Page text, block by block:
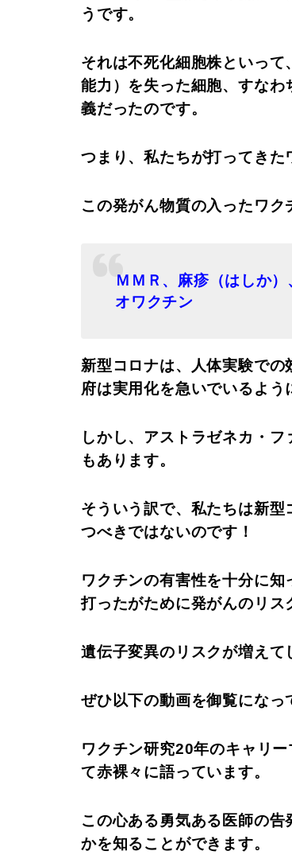
うです。
それは不死化細胞株といっ
能力）を失った細胞、すな
義だったのです。
つまり、私たちが打ってきた
この発がん物質の入ったワク
ＭＭＲ、麻疹（はしか
オワクチン
新型コロナは、人体実験で
府は実用化を急いでいるよう
しかし、アストラゼネカ・
もあります。
そういう訳で、私たちは新
つべきではないのです！
ワクチンの有害性を十分に
打ったがために発がんのリス
遺伝子変異のリスクが増えて
ぜひ以下の動画を御覧になっ
ワクチン研究20年のキャリ
て赤裸々に語っています。
この心ある勇気ある医師の
かを知ることができます。